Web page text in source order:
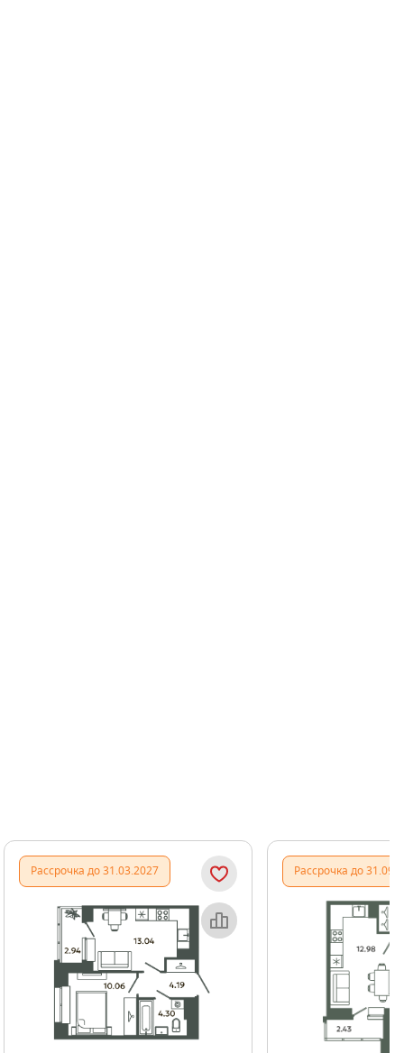
Рассрочка до 31.03.2027
Объект месяца
Рассрочка до